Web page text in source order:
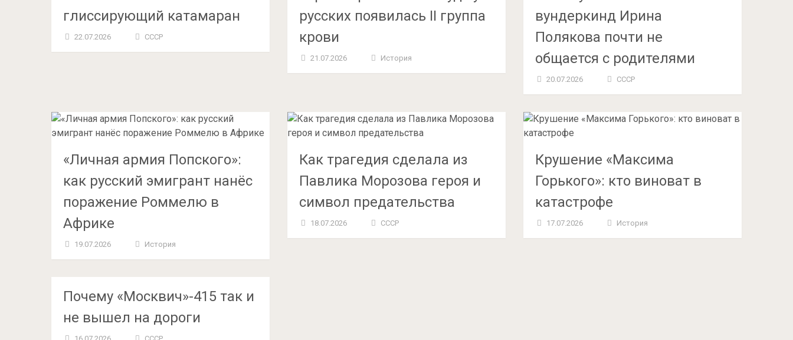
глиссирующий катамаран
22.07.2026 СССР
русских появилась II группа
крови
21.07.2026 История
вундеркинд Ирина
Полякова почти не
общается с родителями
20.07.2026 СССР
«Личная армия Попского»:
как русский эмигрант нанёс
поражение Роммелю в
Африке
19.07.2026 История
Как трагедия сделала из
Павлика Морозова героя и
символ предательства
18.07.2026 СССР
Крушение «Максима
Горького»: кто виноват в
катастрофе
17.07.2026 История
Почему «Москвич»-415 так и
не вышел на дороги